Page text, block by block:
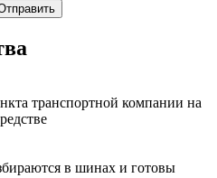
транспортной компании на
в шинах и готовы